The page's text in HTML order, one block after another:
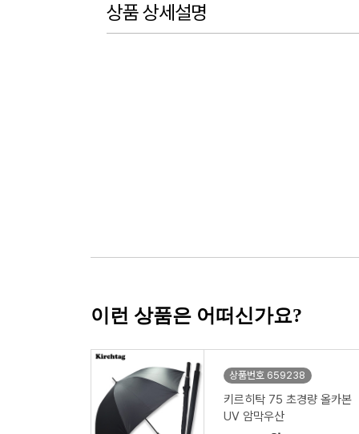
상품 상세설명
이런 상품은 어떠신가요?
상품번호 659238
키르히탁 75 초경량 올카본
UV 암막우산